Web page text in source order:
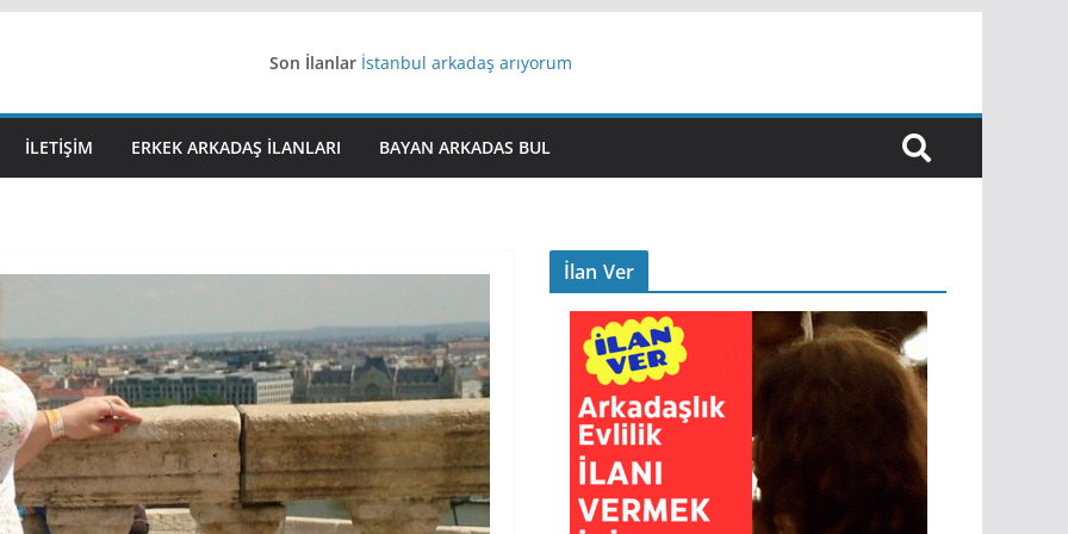
Son İlanlar İstanbul arkadaş arıyorum
Yeni Bir Aşk Lazım
iş arayanlara iş
İLETIŞIM ERKEK ARKADAŞ ILANLARI BAYAN ARKADAS BUL
İlan Ver